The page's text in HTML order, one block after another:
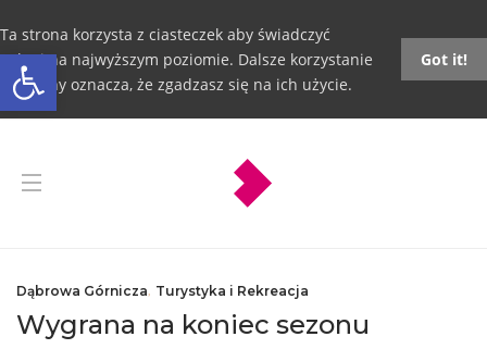
Otwórz pasek narzędzi
Ta strona korzysta z ciasteczek aby świadczyć
usługi na najwyższym poziomie. Dalsze korzystanie
ze strony oznacza, że zgadzasz się na ich użycie.
Got it!
Dąbrowa Górnicza, Turystyka i Rekreacja
Wygrana na koniec sezonu